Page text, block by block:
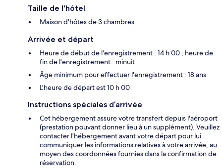
Taille de l'hôtel
Maison d'hôtes de 3 chambres
Arrivée et départ
Heure de début de l'enregistrement : 14 h 00 ; heure de
fin de l'enregistrement : minuit.
Âge minimum pour effectuer l'enregistrement : 18 ans
L'heure de départ est 10 h 00
Instructions spéciales d’arrivée
Cet hébergement assure votre transfert depuis l'aéroport
(prestation pouvant donner lieu à un supplément). Veuillez
contacter l'hébergement avant votre départ pour lui
communiquer les informations relatives à votre arrivée, au
moyen des coordonnées fournies dans la confirmation de
réservation.